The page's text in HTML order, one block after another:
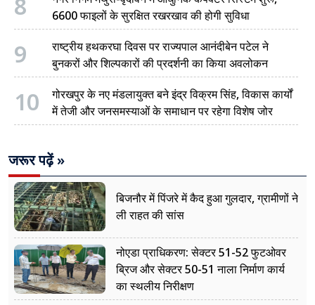
6600 फाइलों के सुरक्षित रखरखाव की होगी सुविधा
9
राष्ट्रीय हथकरघा दिवस पर राज्यपाल आनंदीबेन पटेल ने
बुनकरों और शिल्पकारों की प्रदर्शनी का किया अवलोकन
10
गोरखपुर के नए मंडलायुक्त बने इंद्र विक्रम सिंह, विकास कार्यों
में तेजी और जनसमस्याओं के समाधान पर रहेगा विशेष जोर
जरूर पढ़ें »
बिजनौर में पिंजरे में कैद हुआ गुलदार, ग्रामीणों ने
ली राहत की सांस
नोएडा प्राधिकरण: सेक्टर 51-52 फुटओवर
ब्रिज और सेक्टर 50-51 नाला निर्माण कार्य
का स्थलीय निरीक्षण